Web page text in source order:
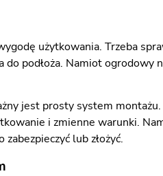
użytkowania. Trzeba
do podłoża. Namiot
jest prosty system
i zmienne warunki.
lub złożyć.